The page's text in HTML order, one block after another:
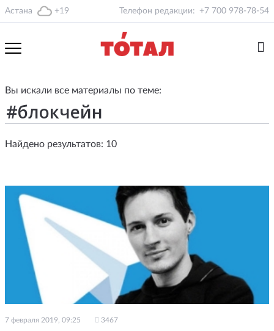
Астана +19 Телефон редакции: +7 700 978-78-54
Вы искали все материалы по теме:
Найдено результатов: 10
7 февраля 2019, 09:25 3467